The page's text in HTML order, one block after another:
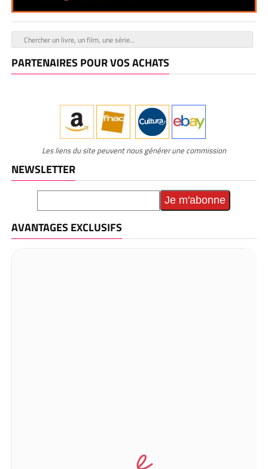
PARTENAIRES POUR VOS ACHATS
Les liens du site peuvent nous générer une commission
NEWSLETTER
AVANTAGES EXCLUSIFS